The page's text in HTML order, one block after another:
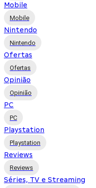
Mobile
Mobile
Nintendo
Nintendo
Ofertas
Ofertas
Opinião
Opinião
PC
PC
Playstation
Playstation
Reviews
Reviews
Séries, TV e Streaming